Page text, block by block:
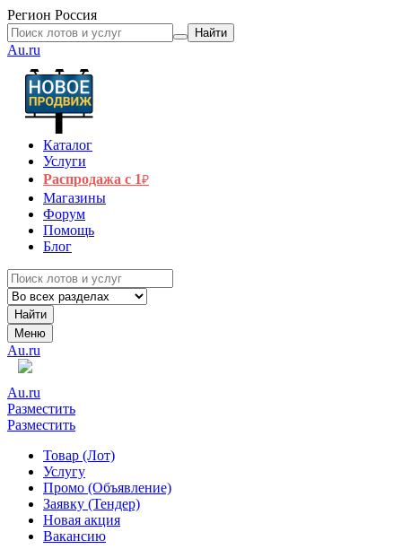
Регион Россия
Найти
Au.ru
Каталог
Услуги
Распродажа с 1₽
Магазины
Форум
Помощь
Блог
Найти
Меню
Au.ru
Au.ru
Разместить
Разместить
Товар (Лот)
Услугу
Промо (Объявление)
Заявку (Тендер)
Новая акция
Вакансию